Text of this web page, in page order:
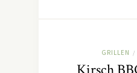
GRILLEN /